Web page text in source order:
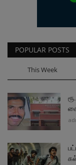
POPULAR POSTS
This Week